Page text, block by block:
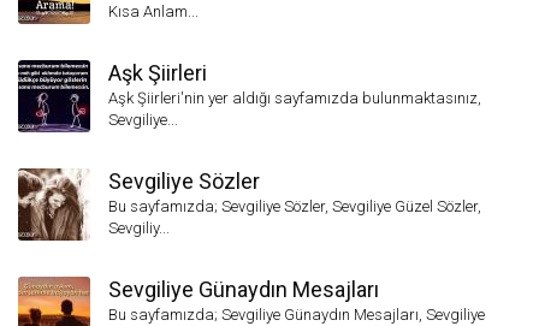
Kısa Anlam...
Aşk Şiirleri
Aşk Şiirleri'nin yer aldığı sayfamızda bulunmaktasınız,
Sevgiliye...
Sevgiliye Sözler
Bu sayfamızda; Sevgiliye Sözler, Sevgiliye Güzel Sözler,
Sevgiliy...
Sevgiliye Günaydın Mesajları
Bu sayfamızda; Sevgiliye Günaydın Mesajları, Sevgiliye